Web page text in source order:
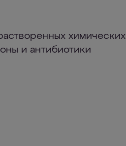
химических
и антибиотики